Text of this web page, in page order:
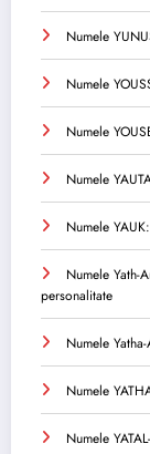
Numele
Numele
Numele
Numele
Numele
Numele Yath-
personalitate
Numele
Numele
Numele